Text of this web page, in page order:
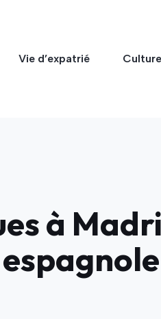
Vie d’expatrié
à